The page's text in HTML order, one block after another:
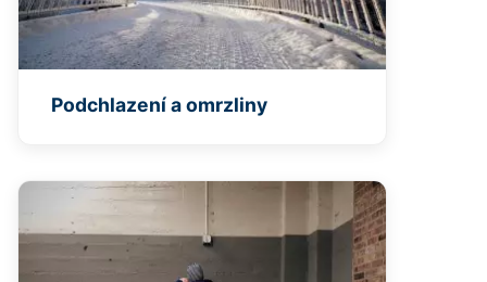
Podchlazení a omrzliny